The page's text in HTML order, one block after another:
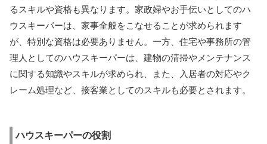
るスキルや資格も異なります。家政婦やお手伝いとしてのハ
ウスキーパーは、家事全般をこなせることが求められます
が、特別な資格は必要ありません。一方、住宅や事務所の管
理人としてのハウスキーパーは、建物の清掃やメンテナンス
に関する知識やスキルが求められ、また、入居者の対応やク
レーム処理など、接客業としてのスキルも必要とされます。
ハウスキーパーの役割